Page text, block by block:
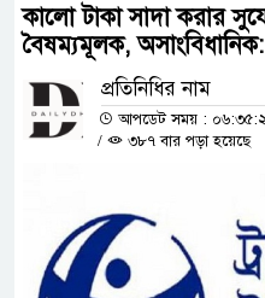
কালো টাকা সাদা করার
বৈষম্যমূলক,
প্রতিনিধির নাম
আপডেট সময় :
/
৩৮৭ বার পড়া হয়েছে